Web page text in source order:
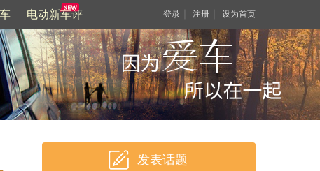
电动新车评 登录 注册 设为首页
发表话题